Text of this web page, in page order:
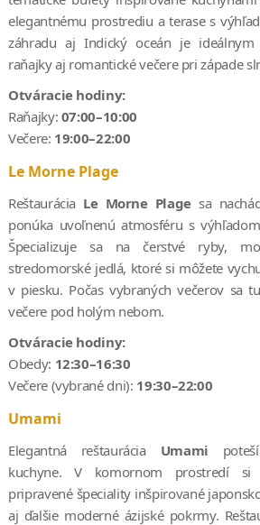
elegantnému prostrediu a terase s
záhradu aj Indický oceán je
raňajky aj romantické večere pri západe
Otváracie hodiny:
Raňajky: 07:00–10:00
Večere: 19:00–22:00
Le Morne Plage
Reštaurácia Le Morne Plage sa
ponúka uvoľnenú atmosféru s
Špecializuje sa na čerstvé ryby,
stredomorské jedlá, ktoré si môžete
v piesku. Počas vybraných večerov sa
večere pod holým nebom.
Otváracie hodiny:
Obedy: 12:30–16:30
Večere (vybrané dni): 19:30–22:00
Umami
Elegantná reštaurácia Umami
kuchyne. V komornom prostredí si
pripravené špeciality inšpirované
aj ďalšie moderné ázijské pokrmy.